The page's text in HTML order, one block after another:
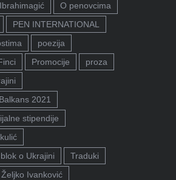
O penovcima
PEN INTERNATIONAL
poezija
Promocije
proza
2021
stipendije
o Ukrajini
Traduki
Željko Ivanković